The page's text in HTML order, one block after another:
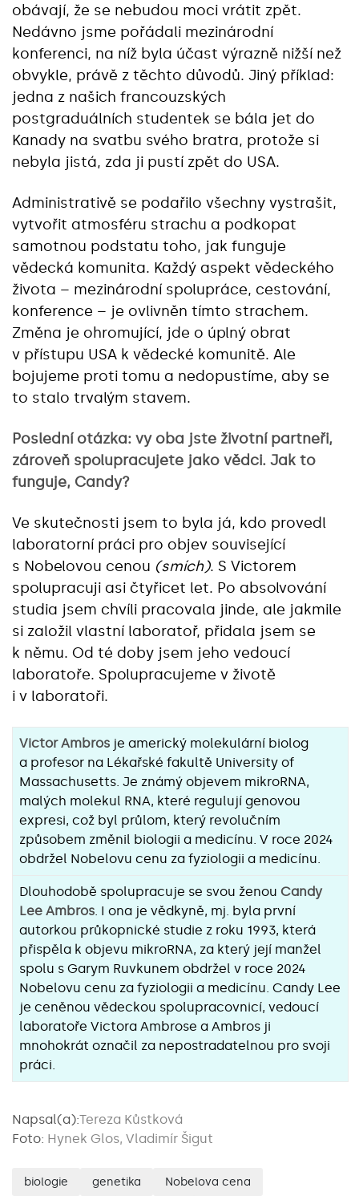
obávají, že se nebudou moci vrátit zpět.
Nedávno jsme pořádali mezinárodní
konferenci, na níž byla účast výrazně nižší než
obvykle, právě z těchto důvodů. Jiný příklad:
jedna z našich francouzských
postgraduálních studentek se bála jet do
Kanady na svatbu svého bratra, protože si
nebyla jistá, zda ji pustí zpět do USA.
Administrativě se podařilo všechny vystrašit,
vytvořit atmosféru strachu a podkopat
samotnou podstatu toho, jak funguje
vědecká komunita. Každý aspekt vědeckého
života – mezinárodní spolupráce, cestování,
konference – je ovlivněn tímto strachem.
Změna je ohromující, jde o úplný obrat
v přístupu USA k vědecké komunitě. Ale
bojujeme proti tomu a nedopustíme, aby se
to stalo trvalým stavem.
Poslední otázka: vy oba jste životní partneři,
zároveň spolupracujete jako vědci. Jak to
funguje, Candy?
Ve skutečnosti jsem to byla já, kdo provedl
laboratorní práci pro objev související
s Nobelovou cenou (smích). S Victorem
spolupracuji asi čtyřicet let. Po absolvování
studia jsem chvíli pracovala jinde, ale jakmile
si založil vlastní laboratoř, přidala jsem se
k němu. Od té doby jsem jeho vedoucí
laboratoře. Spolupracujeme v životě
i v laboratoři.
Victor Ambros je americký molekulární biolog
a profesor na Lékařské fakultě University of
Massachusetts. Je známý objevem mikroRNA,
malých molekul RNA, které regulují genovou
expresi, což byl průlom, který revolučním
způsobem změnil biologii a medicínu. V roce 2024
obdržel Nobelovu cenu za fyziologii a medicínu.
Dlouhodobě spolupracuje se svou ženou Candy
Lee Ambros. I ona je vědkyně, mj. byla první
autorkou průkopnické studie z roku 1993, která
přispěla k objevu mikroRNA, za který její manžel
spolu s Garym Ruvkunem obdržel v roce 2024
Nobelovu cenu za fyziologii a medicínu. Candy Lee
je ceněnou vědeckou spolupracovnicí, vedoucí
laboratoře Victora Ambrose a Ambros ji
mnohokrát označil za nepostradatelnou pro svoji
práci.
Napsal(a):Tereza Kůstková
Foto: Hynek Glos, Vladimír Šigut
biologie genetika Nobelova cena